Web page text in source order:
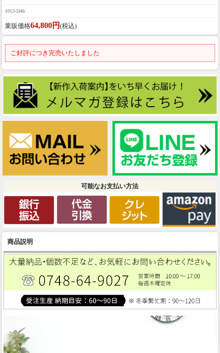
1013-5f4b
業販価格64,800円 (税込)
ご好評につき完売いたしました
可能なお支払い方法
商品説明